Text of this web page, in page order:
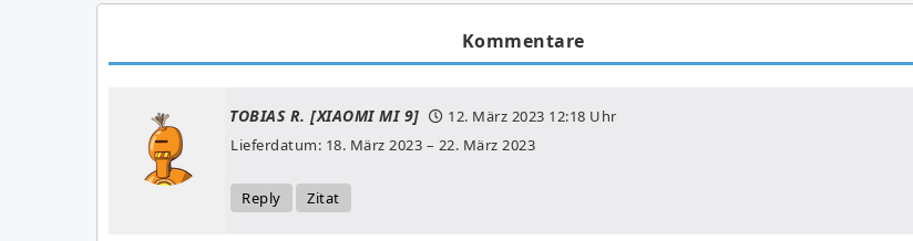
Kommentare
TOBIAS R. [XIAOMI MI 9] 12. März 2023 12:18 Uhr
Lieferdatum: 18. März 2023 – 22. März 2023
Reply Zitat